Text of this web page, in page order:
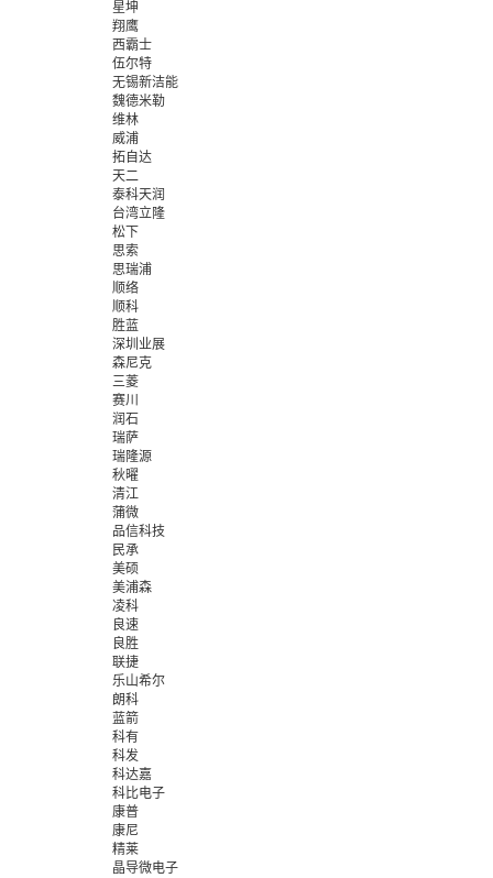
星坤
翔鹰
西霸士
伍尔特
无锡新洁能
魏德米勒
维林
威浦
拓自达
天二
泰科天润
台湾立隆
松下
思索
思瑞浦
顺络
顺科
胜蓝
深圳业展
森尼克
三菱
赛川
润石
瑞萨
瑞隆源
秋曜
清江
蒲微
品信科技
民承
美硕
美浦森
凌科
良速
良胜
联捷
乐山希尔
朗科
蓝箭
科有
科发
科达嘉
科比电子
康普
康尼
精莱
晶导微电子